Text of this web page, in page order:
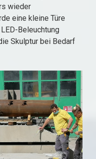
wieder
eine kleine Türe
Beleuchtung
Skulptur bei Bedarf